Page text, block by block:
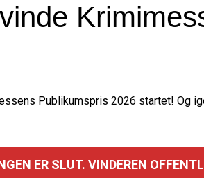
Publikumspris 2026 startet! Og
ER SLUT. VINDEREN